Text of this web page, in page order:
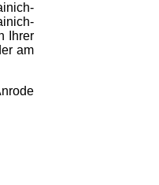
Ihrer
am